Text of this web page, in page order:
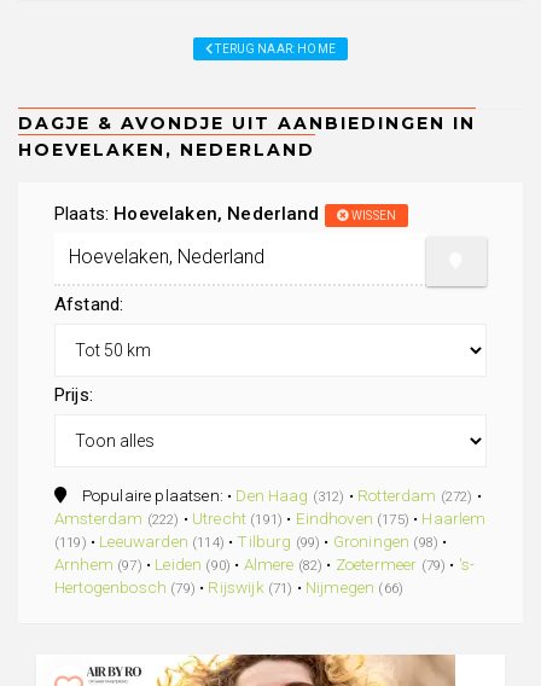
TERUG NAAR: HOME
Plaats: Hoevelaken, Nederland WISSEN
Afstand:
Prijs:
Populaire plaatsen: • Den Haag (312) • Rotterdam (272) •
Amsterdam (222) • Utrecht (191) • Eindhoven (175) • Haarlem
(119) • Leeuwarden (114) • Tilburg (99) • Groningen (98) •
Arnhem (97) • Leiden (90) • Almere (82) • Zoetermeer (79) • 's-
Hertogenbosch (79) • Rijswijk (71) • Nijmegen (66)